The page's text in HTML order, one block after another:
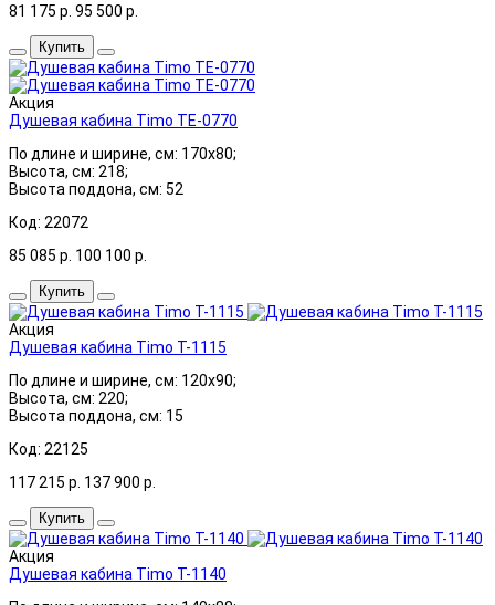
81 175 р. 95 500 р.
Купить
Акция
Душевая кабина Timo TE-0770
По длине и ширине, см: 170x80;
Высота, см: 218;
Высота поддона, см: 52
Код: 22072
85 085 р. 100 100 р.
Купить
Акция
Душевая кабина Timo T-1115
По длине и ширине, см: 120x90;
Высота, см: 220;
Высота поддона, см: 15
Код: 22125
117 215 р. 137 900 р.
Купить
Акция
Душевая кабина Timo T-1140